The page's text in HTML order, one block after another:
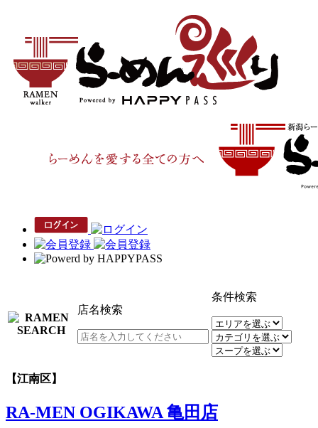
店名検索
条件検索
【江南区】
RA-MEN OGIKAWA 亀田店